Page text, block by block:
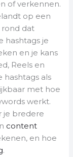
of verkennen.
op een
rond dat
hashtags je
en je kans
Reels en
hashtags als
met hoe
werkt.
je bredere
content
en hoe
.